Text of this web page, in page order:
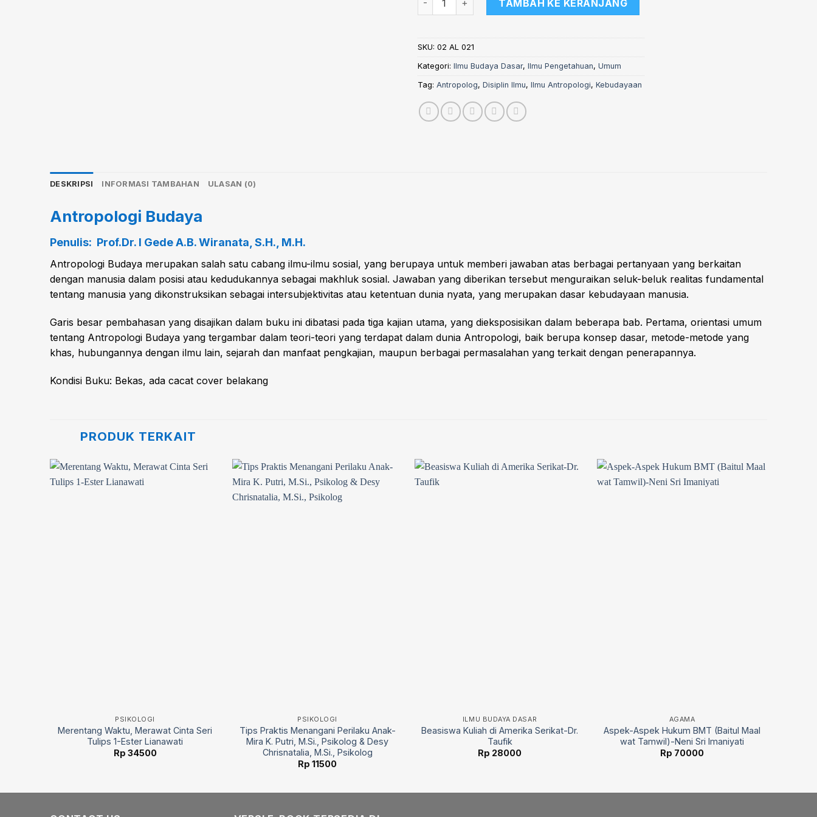
TAMBAH KE KERANJANG
SKU: 02 AL 021
Kategori: Ilmu Budaya Dasar, Ilmu Pengetahuan, Umum
Tag: Antropolog, Disiplin Ilmu, Ilmu Antropologi, Kebudayaan
DESKRIPSI INFORMASI TAMBAHAN ULASAN (0)
Antropologi Budaya
Penulis: Prof.Dr. I Gede A.B. Wiranata, S.H., M.H.
Antropologi Budaya merupakan salah satu cabang ilmu-ilmu sosial, yang berupaya untuk memberi jawaban atas berbagai pertanyaan yang berkaitan
dengan manusia dalam posisi atau kedudukannya sebagai makhluk sosial. Jawaban yang diberikan tersebut menguraikan seluk-beluk realitas fundamental
tentang manusia yang dikonstruksikan sebagai intersubjektivitas atau ketentuan dunia nyata, yang merupakan dasar kebudayaan manusia.
Garis besar pembahasan yang disajikan dalam buku ini dibatasi pada tiga kajian utama, yang dieksposisikan dalam beberapa bab. Pertama, orientasi umum
tentang Antropologi Budaya yang tergambar dalam teori-teori yang terdapat dalam dunia Antropologi, baik berupa konsep dasar, metode-metode yang
khas, hubungannya dengan ilmu lain, sejarah dan manfaat pengkajian, maupun berbagai permasalahan yang terkait dengan penerapannya.
Kondisi Buku: Bekas, ada cacat cover belakang
PRODUK TERKAIT
PSIKOLOGI
Merentang Waktu, Merawat Cinta Seri
Tulips 1-Ester Lianawati
Rp 34500
PSIKOLOGI
Tips Praktis Menangani Perilaku Anak-
Mira K. Putri, M.Si., Psikolog & Desy
Chrisnatalia, M.Si., Psikolog
Rp 11500
ILMU BUDAYA DASAR
Beasiswa Kuliah di Amerika Serikat-Dr.
Taufik
Rp 28000
AGAMA
Aspek-Aspek Hukum BMT (Baitul Maal
wat Tamwil)-Neni Sri Imaniyati
Rp 70000